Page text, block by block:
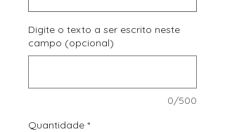
Digite o texto a ser escrito neste
campo (opcional)
0/500
Quantidade *